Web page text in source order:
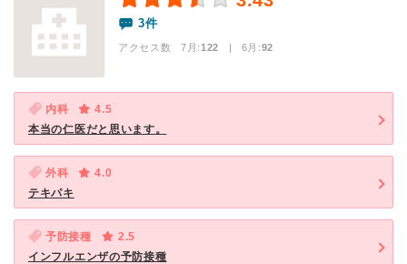
3件
アクセス数 7月:122 | 6月:92
内科
4.5
本当の仁医だと思います。
外科
4.0
テキパキ
予防接種
2.5
インフルエンザの予防接種